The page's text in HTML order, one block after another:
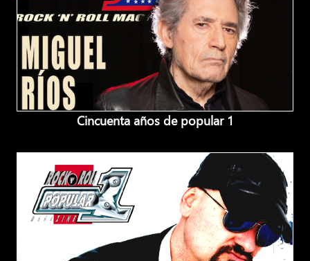
Cincuenta años de popular 1